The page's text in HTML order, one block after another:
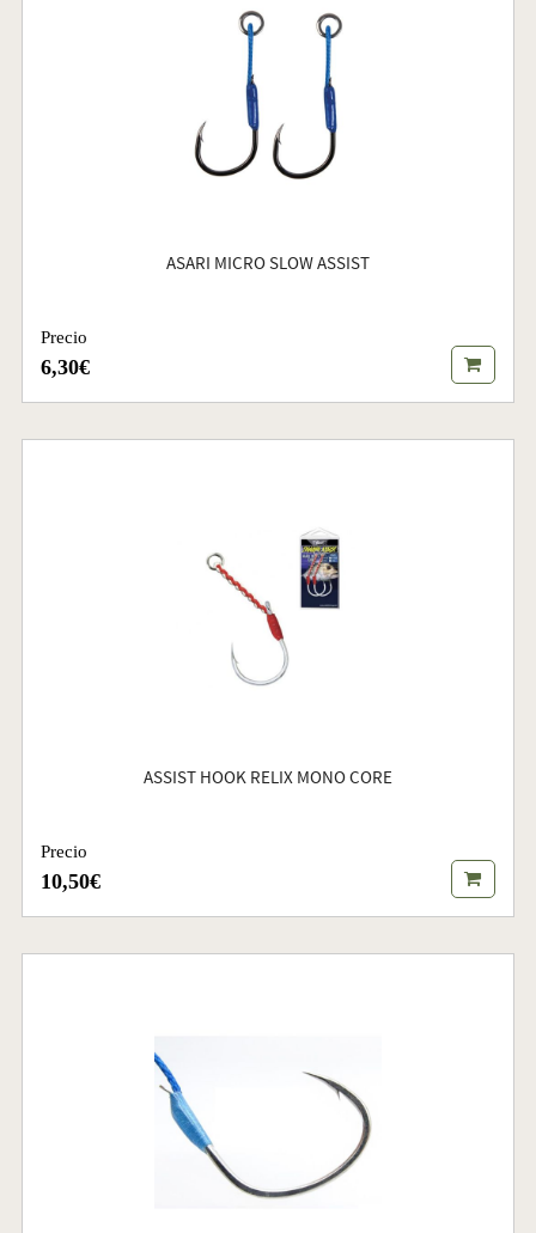
ASARI MICRO SLOW ASSIST
Precio
6,30€
ASSIST HOOK RELIX MONO CORE
Precio
10,50€